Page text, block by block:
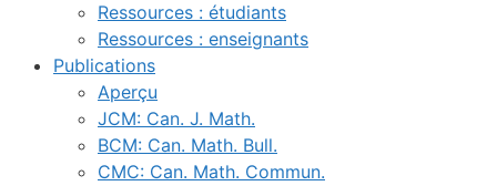
Ressources : étudiants
Ressources : enseignants
Publications
Aperçu
JCM: Can. J. Math.
BCM: Can. Math. Bull.
CMC: Can. Math. Commun.